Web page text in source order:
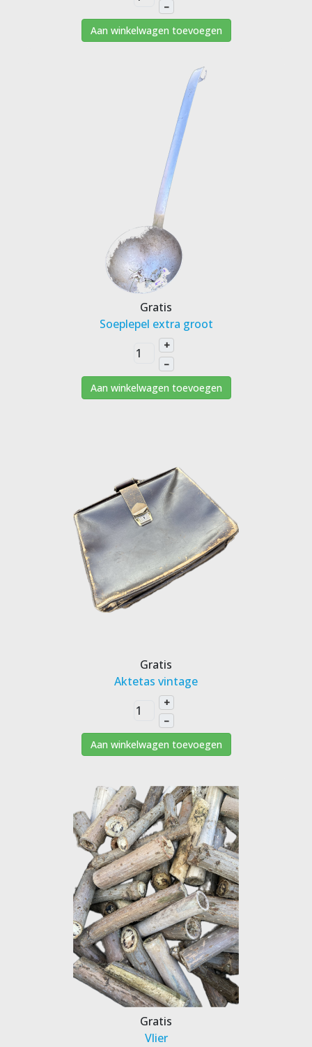
–
Aan winkelwagen toevoegen
Gratis
Soeplepel extra groot
+
–
Aan winkelwagen toevoegen
Gratis
Aktetas vintage
+
–
Aan winkelwagen toevoegen
Gratis
Vlier